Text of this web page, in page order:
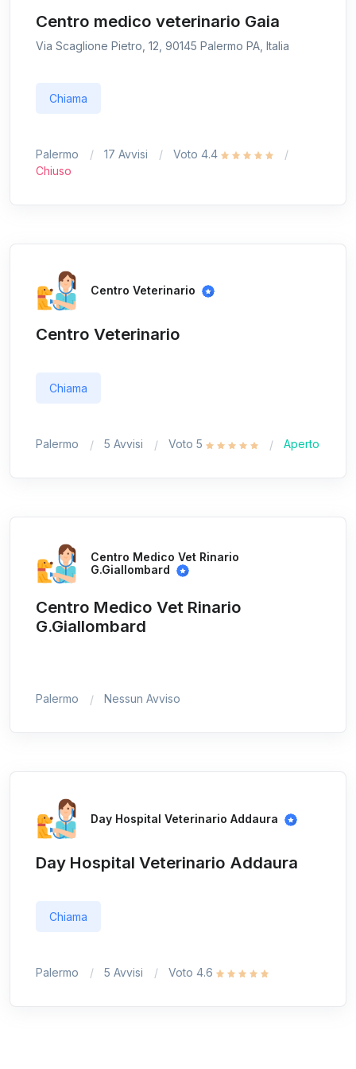
Centro medico veterinario Gaia
Via Scaglione Pietro, 12, 90145 Palermo PA, Italia
Chiama
Palermo 17 Avvisi
Voto 4.4
Chiuso
Centro Veterinario
Centro Veterinario
Chiama
Palermo 5 Avvisi Voto 5 Aperto
Centro Medico Vet Rinario
G.Giallombard
Centro Medico Vet Rinario
G.Giallombard
Palermo Nessun Avviso
Day Hospital Veterinario Addaura
Day Hospital Veterinario Addaura
Chiama
Palermo 5 Avvisi Voto 4.6